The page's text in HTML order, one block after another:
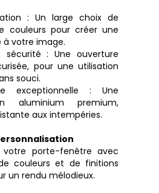
: Un large choix de
couleurs pour créer une
votre image.
: Une ouverture
pour une utilisation
souci.
exceptionnelle : Une
aluminium premium,
aux intempéries.
votre porte-fenêtre avec
couleurs et de finitions
un rendu mélodieux.